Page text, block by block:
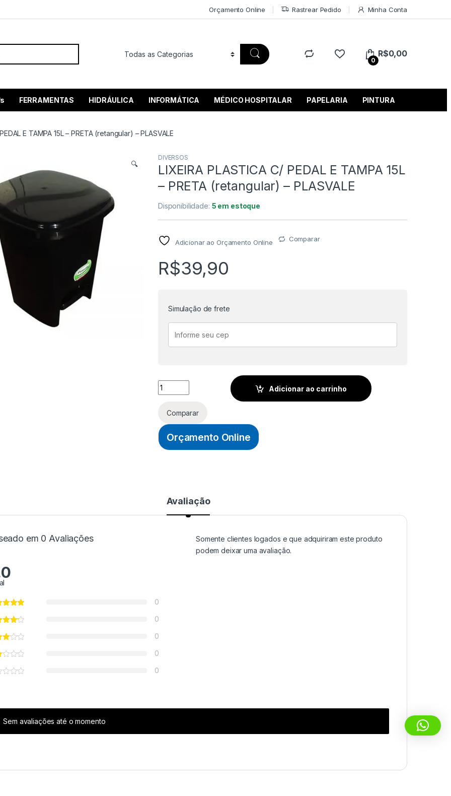
Orçamento Online Rastrear Pedido Minha Conta
por:
0
R$0,00
FERRAMENTAS HIDRÁULICA INFORMÁTICA MÉDICO HOSPITALAR PAPELARIA PINTURA
E TAMPA 15L – PRETA (retangular) – PLASVALE
🔍
DIVERSOS
LIXEIRA PLASTICA C/ PEDAL E TAMPA 15L
– PRETA (retangular) – PLASVALE
Disponibilidade: 5 em estoque
Adicionar ao Orçamento Online Comparar
R$39,90
Simulação de frete
LIXEIRA PLASTICA C/ PEDAL E TAMPA 15L - PRETA (retangular) - PLASVALE
Adicionar ao carrinho
Comparar
Orçamento Online
Avaliação
em 0 Avaliações
0
0
0
0
0
Somente clientes logados e que adquiriram este produto
podem deixar uma avaliação.
Sem avaliações até o momento